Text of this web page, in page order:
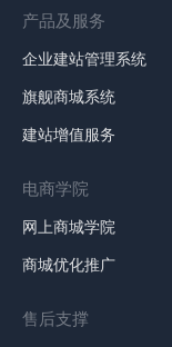
产品及服务
企业建站管理系统
旗舰商城系统
建站增值服务
电商学院
网上商城学院
商城优化推广
售后支撑